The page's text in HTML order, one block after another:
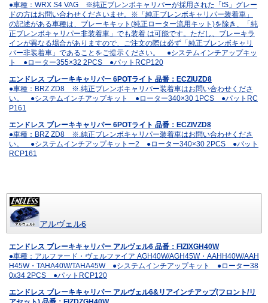
●車種：WRX S4 VAG ※純正ブレンボキャリパーが採用された「tS」グレー
ドの方はお問い合わせくださいませ。※「純正ブレンボキャリパー装着車」
の記述がある車種は、ブレーキキット(純正ローター流用キット)を除き、「純
正ブレンボキャリパー非装着車」でも装着 は可能です。ただし、ブレーキラ
インが異なる場合がありますので、ご注文の際は必ず「純正ブレンボキャリ
パー非装着車」であることをご提示ください。 ●システムインチアップキッ
ト ●ローター355×32 2PCS ●パットRCP120
エンドレス ブレーキキャリパー 6POTライト 品番：ECZIUZD8
●車種：BRZ ZD8 ※.純正ブレンボキャリパー装着車はお問い合わせくださ
い。 ●システムインチアップキット ●ローター340×30 1PCS ●パットRC
P161
エンドレス ブレーキキャリパー 6POTライト 品番：ECZIVZD8
●車種：BRZ ZD8 ※.純正ブレンボキャリパー装着車はお問い合わせくださ
い。 ●システムインチアップキットー2 ●ローター340×30 2PCS ●パット
RCP161
アルヴェル6
エンドレス ブレーキキャリパー アルヴェル6 品番：FIZIXGH40W
●車種：アルファード・ヴェルファイア AGH40W/AGH45W・AAHH40W/AAH
H45W・TAHA40W/TAHA45W ●システムインチアップキット ●ローター38
0x34 2PCS ●パットRCP120
エンドレス ブレーキキャリパー アルヴェル6&リアインチアップ(フロント/リ